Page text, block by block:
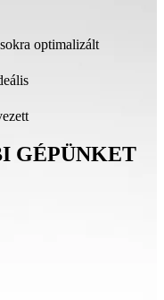
optimalizált
GÉPÜNKET